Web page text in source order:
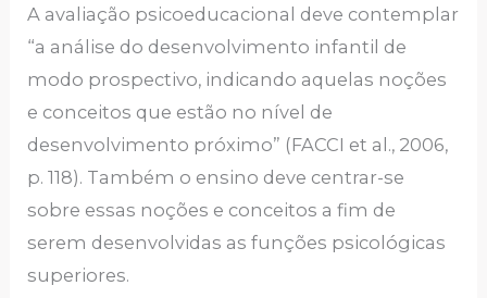
A avaliação psicoeducacional deve contemplar
“a análise do desenvolvimento infantil de
modo prospectivo, indicando aquelas noções
e conceitos que estão no nível de
desenvolvimento próximo” (FACCI et al., 2006,
p. 118). Também o ensino deve centrar-se
sobre essas noções e conceitos a fim de
serem desenvolvidas as funções psicológicas
superiores.